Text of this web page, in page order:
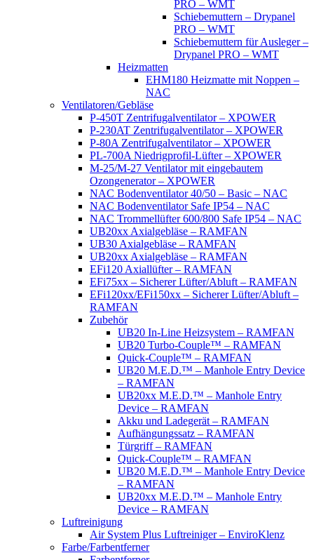
PRO – WMT
Schiebemuttern – Drypanel
PRO – WMT
Schiebemuttern für Ausleger –
Drypanel PRO – WMT
Heizmatten
EHM180 Heizmatte mit Noppen –
NAC
Ventilatoren/Gebläse
P-450T Zentrifugalventilator – XPOWER
P-230AT Zentrifugalventilator – XPOWER
P-80A Zentrifugalventilator – XPOWER
PL-700A Niedrigprofil-Lüfter – XPOWER
M-25/M-27 Ventilator mit eingebautem
Ozongenerator – XPOWER
NAC Bodenventilator 40/50 – Basic – NAC
NAC Bodenventilator Safe IP54 – NAC
NAC Trommellüfter 600/800 Safe IP54 – NAC
UB20xx Axialgebläse – RAMFAN
UB30 Axialgebläse – RAMFAN
UB20xx Axialgebläse – RAMFAN
EFi120 Axiallüfter – RAMFAN
EFi75xx – Sicherer Lüfter/Abluft – RAMFAN
EFi120xx/EFi150xx – Sicherer Lüfter/Abluft –
RAMFAN
Zubehör
UB20 In-Line Heizsystem – RAMFAN
UB20 Turbo-Couple™ – RAMFAN
Quick-Couple™ – RAMFAN
UB20 M.E.D.™ – Manhole Entry Device
– RAMFAN
UB20xx M.E.D.™ – Manhole Entry
Device – RAMFAN
Akku und Ladegerät – RAMFAN
Aufhängungssatz – RAMFAN
Türgriff – RAMFAN
Quick-Couple™ – RAMFAN
UB20 M.E.D.™ – Manhole Entry Device
– RAMFAN
UB20xx M.E.D.™ – Manhole Entry
Device – RAMFAN
Luftreinigung
Air System Plus Luftreiniger – EnviroKlenz
Farbe/Farbentferner